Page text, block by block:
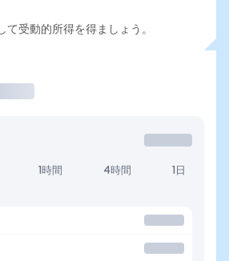
て受動的所得を得ましょう。
1時間 4時間 1日